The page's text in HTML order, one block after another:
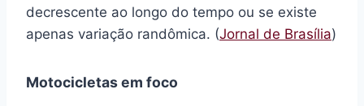
decrescente ao longo do tempo ou se existe
apenas variação randômica. (Jornal de Brasília)
Motocicletas em foco